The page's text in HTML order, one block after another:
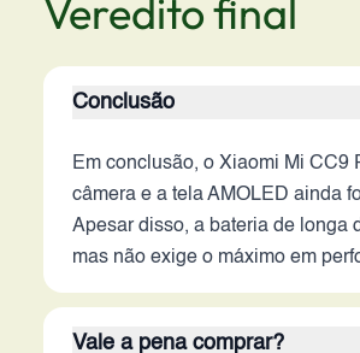
Veredito final
Conclusão
Em conclusão, o Xiaomi Mi CC9
câmera e a tela AMOLED ainda
Apesar disso, a bateria de longa
mas não exige o máximo em
Vale a pena comprar?